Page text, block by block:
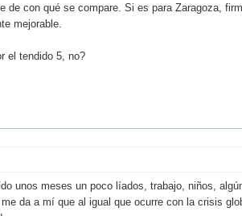
de con qué se compare. Si es para Zaragoza,
mejorable.
el tendido 5, no?
unos meses un poco líados, trabajo, niños,
da a mí que al igual que ocurre con la crisis